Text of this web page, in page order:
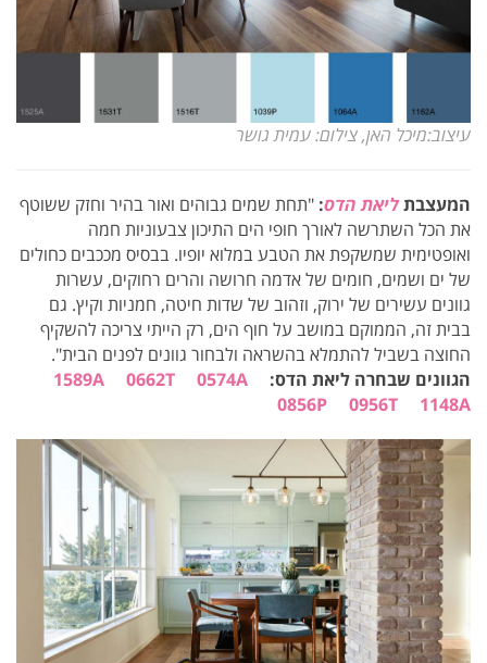
עיצוב:מיכל האן, צילום: עמית גושר
המעצבתליאת הדס: "תחת שמים גבוהים ואור בהיר וחזק ששוטף
את הכל השתרשה לאורך חופי הים התיכון צבעוניות חמה
ואופטימית שמשקפת את הטבע במלוא יופיו. בבסיס מככבים כחולים
של ים ושמים, חומים של אדמה חרושה והרים רחוקים, עשרות
גוונים עשירים של ירוק, וזהוב של שדות חיטה, חמניות וקיץ. גם
בבית זה, הממוקם במושב על חוף הים, רק הייתי צריכה להשקיף
החוצה בשביל להתמלא בהשראה ולבחור גוונים לפנים הבית".
הגוונים שבחרה ליאת הדס:
1589A 0662T
0574A
0856P
0956T 1148A